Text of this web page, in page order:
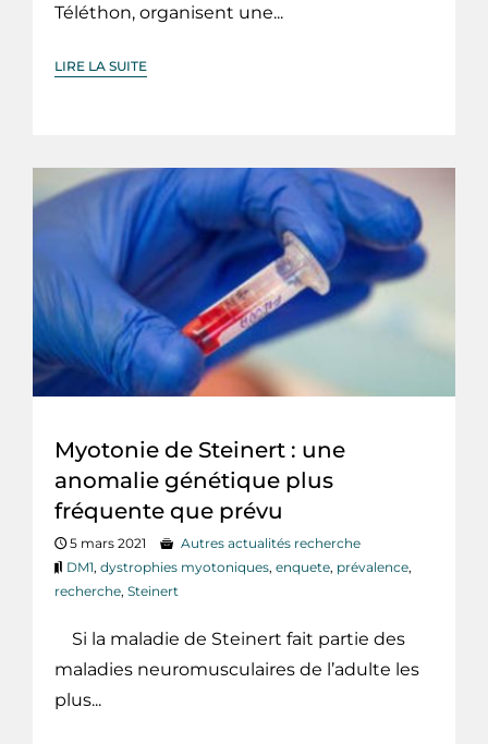
Téléthon, organisent une...
LIRE LA SUITE
Myotonie de Steinert : une
anomalie génétique plus
fréquente que prévu
5 mars 2021
Autres actualités recherche
DM1, dystrophies myotoniques, enquete, prévalence,
recherche, Steinert
Si la maladie de Steinert fait partie des
maladies neuromusculaires de l’adulte les
plus...